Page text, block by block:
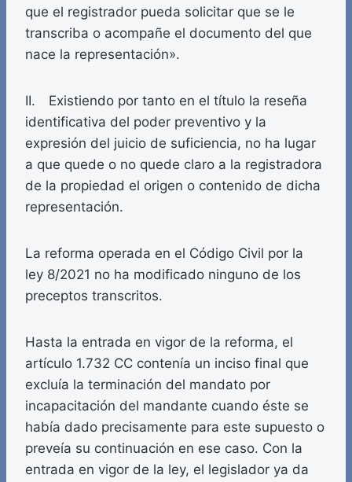
que el registrador pueda solicitar que se le
transcriba o acompañe el documento del que
nace la representación».
II. Existiendo por tanto en el título la reseña
identificativa del poder preventivo y la
expresión del juicio de suficiencia, no ha lugar
a que quede o no quede claro a la registradora
de la propiedad el origen o contenido de dicha
representación.
La reforma operada en el Código Civil por la
ley 8/2021 no ha modificado ninguno de los
preceptos transcritos.
Hasta la entrada en vigor de la reforma, el
artículo 1.732 CC contenía un inciso final que
excluía la terminación del mandato por
incapacitación del mandante cuando éste se
había dado precisamente para este supuesto o
preveía su continuación en ese caso. Con la
entrada en vigor de la ley, el legislador ya da